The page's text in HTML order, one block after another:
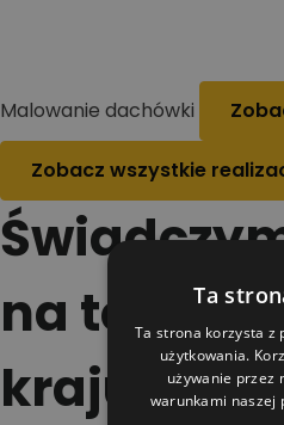
Malowanie dachówki
Zobacz wszystkie
na terenie
kraju
Ta
Ta strona korzysta z
użytkowania.
używanie przez
warunkami naszej